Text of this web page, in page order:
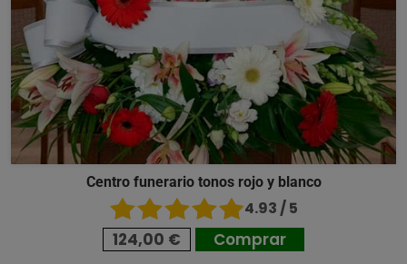
Centro funerario tonos rojo y blanco
4.93 / 5
124,00 € Comprar